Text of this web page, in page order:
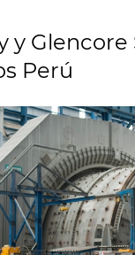
y Glencore
Perú